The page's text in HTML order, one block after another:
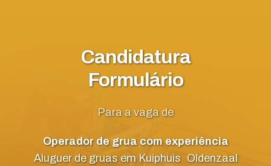
Candidatura
Formulário
Para a vaga de
Operador de grua com experiência
Aluguer de gruas em Kuiphuis Oldenzaal